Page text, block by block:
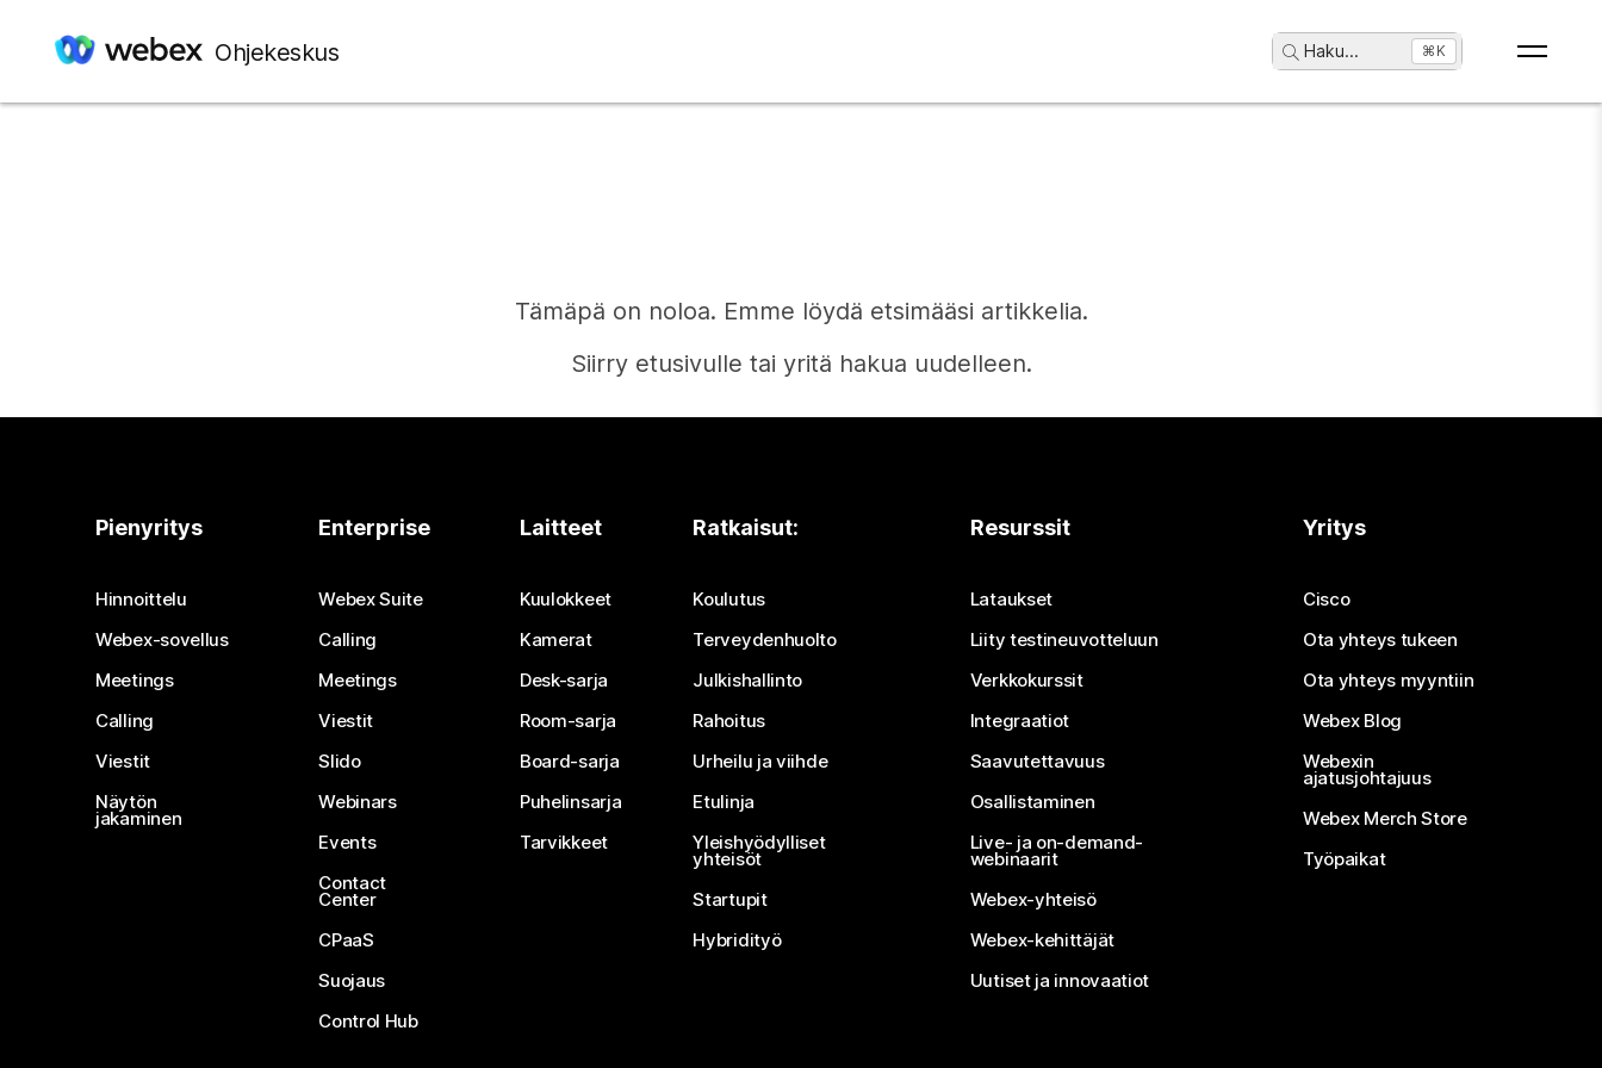
Ohjekeskus Haku... ⌘K
Tämäpä on noloa. Emme löydä etsimääsi artikkelia.
Siirry etusivulle tai yritä hakua uudelleen.
Tarvitsetko vastauksen?
Lähetä kysymys
Pienyritys
Hinnoittelu
Webex-sovellus
Meetings
Calling
Viestit
Näytön
jakaminen
Enterprise
Webex Suite
Calling
Meetings
Viestit
Slido
Webinars
Events
Contact
Center
CPaaS
Suojaus
Control Hub
Laitteet
Kuulokkeet
Kamerat
Desk-sarja
Room-sarja
Board-sarja
Puhelinsarja
Tarvikkeet
Ratkaisut:
Koulutus
Terveydenhuolto
Julkishallinto
Rahoitus
Urheilu ja viihde
Etulinja
Yleishyödylliset
yhteisöt
Startupit
Hybridityö
Resurssit
Lataukset
Liity testineuvotteluun
Verkkokurssit
Integraatiot
Saavutettavuus
Osallistaminen
Live- ja on-demand-
webinaarit
Webex-yhteisö
Webex-kehittäjät
Uutiset ja innovaatiot
Yritys
Cisco
Ota yhteys tukeen
Ota yhteys myyntiin
Webex Blog
Webexin
ajatusjohtajuus
Webex Merch Store
Työpaikat